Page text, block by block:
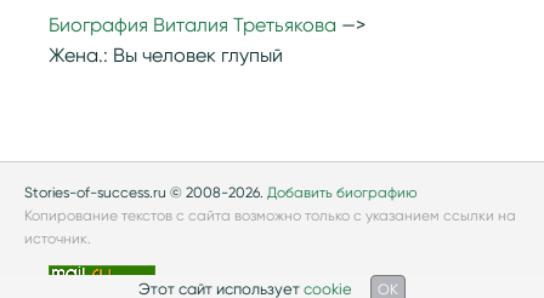
Биография Виталия Третьякова
Жена.: Вы человек глупый
Stories-of-success.ru © 2008-2026. Добавить биографию
Копирование текстов с сайта возможно только с указанием ссылки на
источник.
Этот сайт использует cookie OK